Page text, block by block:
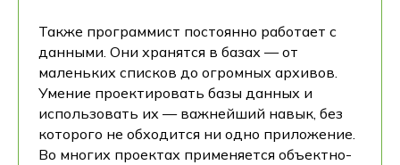
Также программист постоянно работает с
данными. Они хранятся в базах — от
маленьких списков до огромных архивов.
Умение проектировать базы данных и
использовать их — важнейший навык, без
которого не обходится ни одно приложение.
Во многих проектах применяется объектно-